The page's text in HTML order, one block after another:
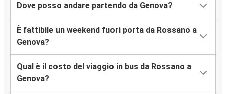
Dove posso andare partendo da Genova?
È fattibile un weekend fuori porta da Rossano a
Genova?
Qual è il costo del viaggio in bus da Rossano a
Genova?